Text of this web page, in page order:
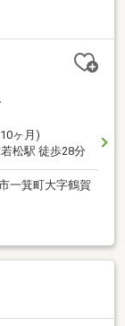
ヶ月)
松駅 徒歩28分
一箕町大字鶴賀